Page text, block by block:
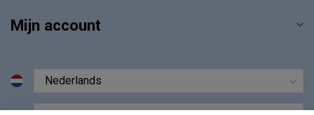
Mijn account